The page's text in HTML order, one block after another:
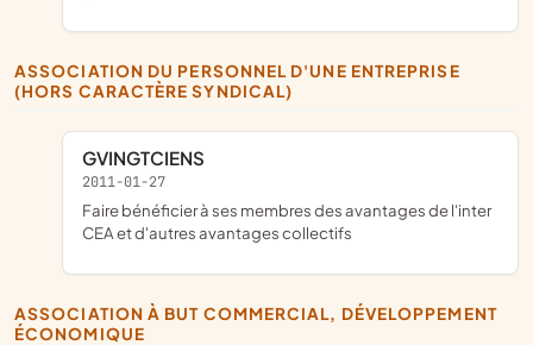
ASSOCIATION DU PERSONNEL D'UNE ENTREPRISE
(HORS CARACTÈRE SYNDICAL)
GVINGTCIENS
2011-01-27
faire bénéficier à ses membres des avantages de l'inter
CEA et d'autres avantages collectifs
ASSOCIATION À BUT COMMERCIAL, DÉVELOPPEMENT
ÉCONOMIQUE